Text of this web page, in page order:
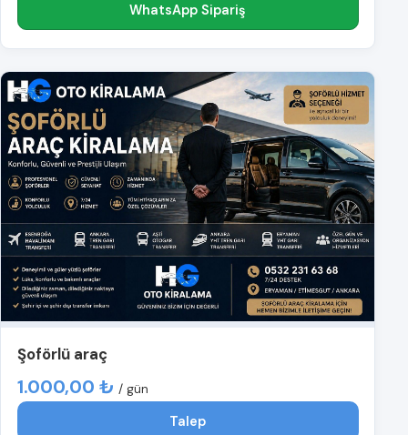
WhatsApp Sipariş
Şoförlü araç
1.000,00 ₺ / gün
Talep